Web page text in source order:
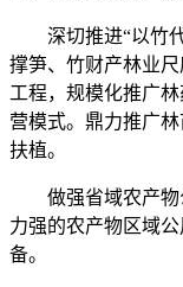
深切推进“以竹代
撑笋、竹财产林业
工程，规模化推广
营模式。鼎力推广
扶植。
做强省域农产物
力强的农产物区域
备。